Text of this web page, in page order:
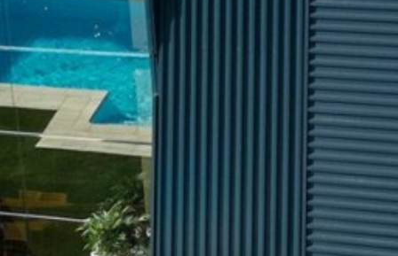
Modificar cookies
Técnico e funcional
Sempre ativo
Este site usa seus próprios cookies para coletar
informações a fim de melhorar nossos serviços. Se
continuar a navegar, aceita a instalação. O utilizador tem a
possibilidade de configurar o seu navegador, podendo, se
assim o desejar, impedir que sejam instalados no seu
disco rígido, embora deva ter presente que tal ação pode
causar dificuldades na navegação no site.
Análise e personalização